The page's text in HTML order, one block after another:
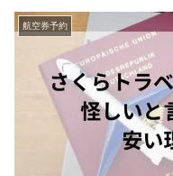
航空券予約